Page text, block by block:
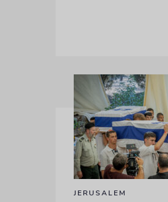
JERUSALEM